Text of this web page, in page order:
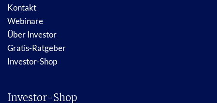
Kontakt
Webinare
Über Investor
Gratis-Ratgeber
Investor-Shop
Investor-Shop